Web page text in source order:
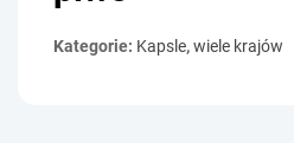
Kategorie: Kapsle,wiele krajów